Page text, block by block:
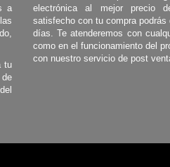
a
tu
electrónica al mejor precio
satisfecho con tu compra
días. Te atenderemos con
como en el funcionamiento del
con nuestro servicio de post